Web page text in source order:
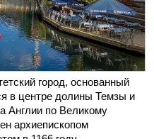
город, основанный
в центре долины Темзы и
Англии по Великому
архиепископом